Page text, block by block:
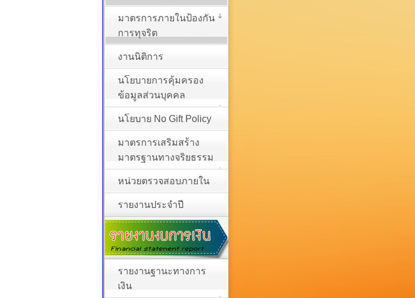
มาตรการภายในป้องกัน
การทุจริต
งานนิติการ
นโยบายการคุ้มครอง
ข้อมูลส่วนบุคคล
นโยบาย No Gift Policy
มาตรการเสริมสร้าง
มาตรฐานทางจริยธรรม
หน่วยตรวจสอบภายใน
รายงานประจำปี
รายงานฐานะทางการ
เงิน